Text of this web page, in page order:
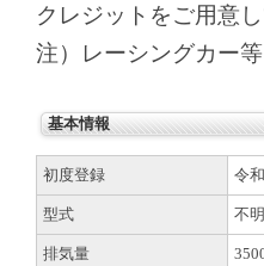
クレジットをご用意し
注）レーシングカー
基本情報
初度登録 令
型式 不明
排気量